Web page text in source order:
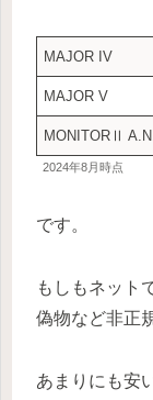
MAJOR IV
MAJOR V
MONITORⅡ
2024年8月時点
です。
もしもネット
偽物など非正
あまりにも安